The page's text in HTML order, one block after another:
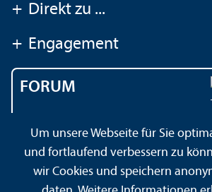
+ Direkt zu ...
+ Engagement
FORUM
Universität Mannheim
Um unsere Webseite für Sie
und fortlaufend verbessern zu
wir Cookies und speichern